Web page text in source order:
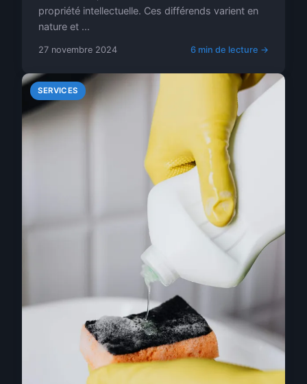
propriété intellectuelle. Ces différends varient en
nature et ...
27 novembre 2024 6 min de lecture →
SERVICES